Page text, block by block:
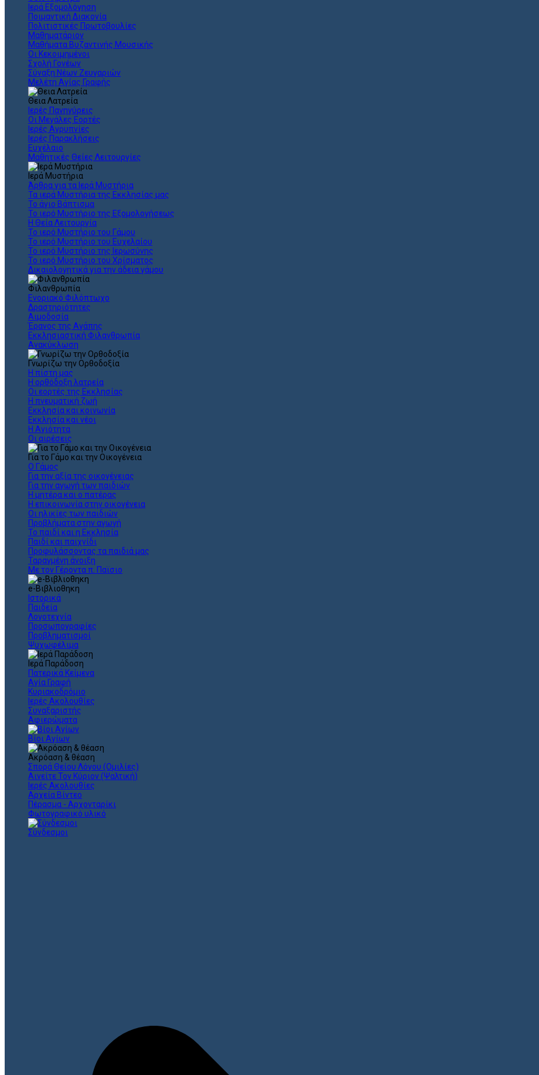
Ιερά Εξομολόγηση
Ποιμαντική Διακονία
Πολιτιστικές Πρωτοβουλίες
Μαθηματάριον
Μαθήματα Βυζαντινής Μουσικής
Οι Κεκοιμημένοι
Σχολή Γονέων
Σύναξη Νέων Ζευγαριών
Μελέτη Αγίας Γραφής
Θεια Λατρεία
Ιερές Πανηγύρεις
Οι Μεγάλες Εορτές
Ιερές Αγρυπνίες
Ιερές Παρακλήσεις
Ευχέλαιο
Μαθητικές Θείες Λειτουργίες
Ιερά Μυστήρια
Άρθρα για τα Ιερά Μυστήρια
Τα ιερά Μυστήρια της Εκκλησίας μας
Το άγιο Βάπτισμα
Το ιερό Μυστήριο της Εξομολογήσεως
Η Θεία Λειτουργία
Το ιερό Μυστήριο του Γάμου
Το ιερό Μυστήριο του Ευχελαίου
Το ιερό Μυστήριο της Ιερωσύνης
Το ιερό Μυστήριο του Χρίσματος
Δικαιολογητικά για την άδεια γάμου
Φιλανθρωπία
Ενοριακό Φιλόπτωχο
Δραστηριότητες
Αιμοδοσία
Έρανος της Αγάπης
Εκκλησιαστική Φιλανθρωπία
Ανακύκλωση
Γνωρίζω την Ορθοδοξία
Η πίστη μας
Η ορθόδοξη λατρεία
Οι εορτές της Εκκλησίας
Η πνευματική ζωή
Εκκλησία και κοινωνία
Εκκλησία και νέοι
Η Αγιότητα
Οι αιρέσεις
Για το Γάμο και την Οικογένεια
Ο Γάμος
Για την αξία της οικογένειας
Για την αγωγή των παιδιών
Η μητέρα και ο πατέρας
Η επικοινωνία στην οικογένεια
Οι ηλικίες των παιδιών
Προβλήματα στην αγωγή
Το παιδί και η Εκκλησία
Παιδί και παιχνίδι
Προφυλάσσοντας τα παιδιά μας
Ταραγμένη άνοιξη
Με τον Γέροντα π. Παϊσιο
e-Βιβλιοθηκη
Ιστορικά
Παιδεία
Λογοτεχνία
Προσωπογραφίες
Προβληματισμοί
Ψυχωφέλιμα
Ιερά Παράδοση
Πατερικά Κείμενα
Αγία Γραφή
Κυριακοδρόμιο
Ιερές Ακολουθίες
Συναξαριστής
Αφιερώματα
Βίοι Αγίων
Ακρόαση & θέαση
Σπορά Θείου Λόγου (Ομιλίες)
Αινείτε Τον Κύριον (Ψαλτική)
Ιερές Ακολουθίες
Αρχεία Βίντεο
Πέρασμα - Αρχονταρίκι
Φωτογραφικό υλικό
Σύνδεσμοι